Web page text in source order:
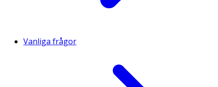
Vanliga frågor